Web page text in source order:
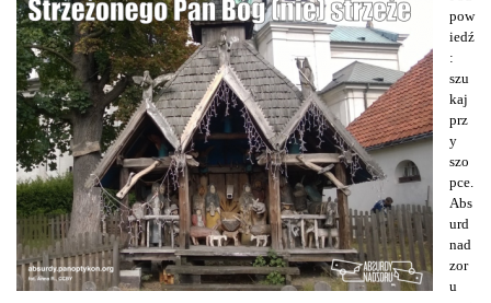
pow
iedź
:
szu
kaj
prz
y
szo
pce.
Abs
urd
nad
zor
u